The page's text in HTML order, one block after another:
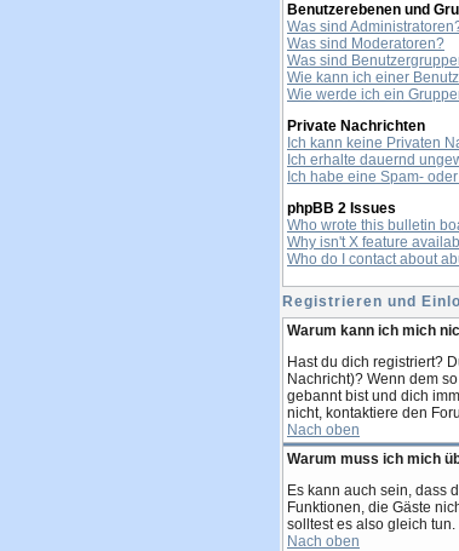
Benutzerebenen und
Was sind
Was sind Moderatoren?
Was sind
Wie kann ich einer
Wie werde ich ein
Private Nachrichten
Ich kann keine Privaten
Ich erhalte dauernd
Ich habe eine Spam-
phpBB 2 Issues
Who wrote this bulletin
Why isn't X feature
Who do I contact about
Registrieren und
Warum kann ich mich
Hast du dich registriert?
Nachricht)? Wenn dem
gebannt bist und dich
nicht, kontaktiere den
Nach oben
Warum muss ich mich
Es kann auch sein, dass
Funktionen, die Gäste
solltest es also gleich tun.
Nach oben